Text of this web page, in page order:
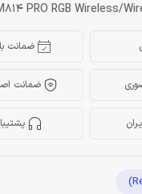
PRO RGB Wireless/
ضمانت
ضمانت